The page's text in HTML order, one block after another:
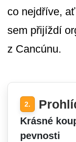
co nejdříve,
sem přijíždí
z Cancúnu.
2.
Krásné
pevnosti